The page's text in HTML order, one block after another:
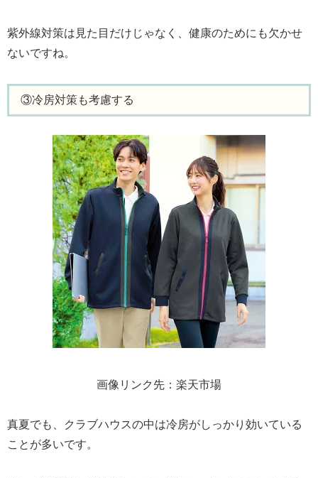
紫外線対策は見た目だけじゃなく、健康のためにも欠かせ
ないですね。
③冷房対策も考慮する
画像リンク先：楽天市場
真夏でも、クラブハウスの中は冷房がしっかり効いている
ことが多いです。